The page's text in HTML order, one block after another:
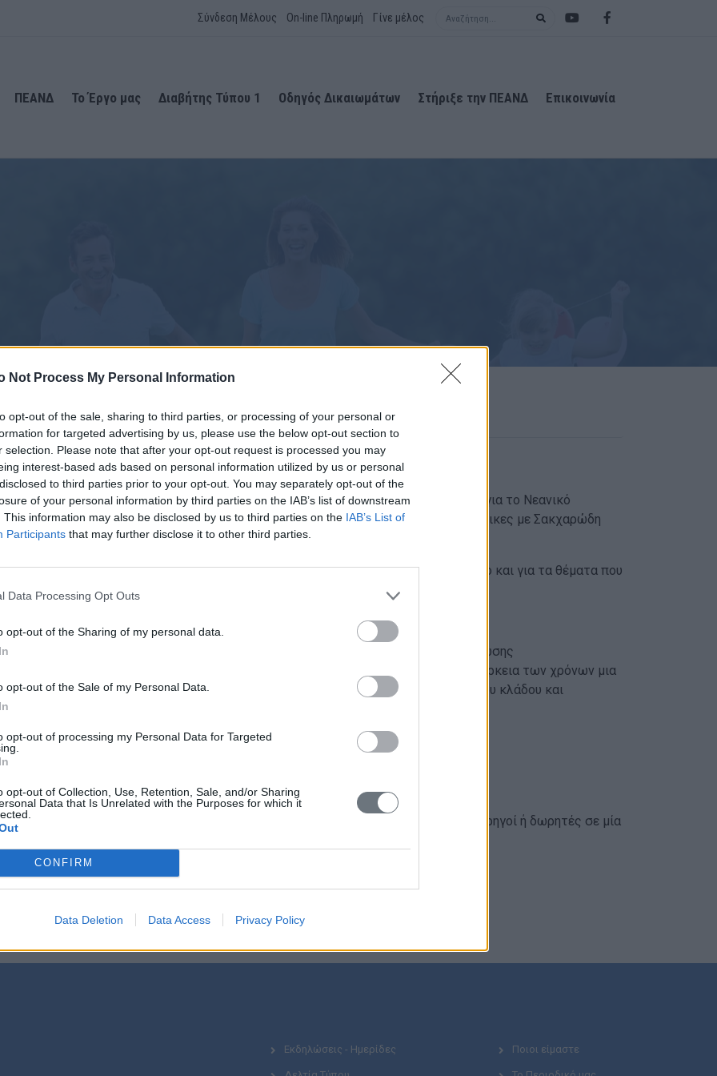
Not Process My Personal Information
opt-out of the sale, sharing to third parties, or processing of your personal or
for targeted advertising by us, please use the below opt-out section to
selection. Please note that after your opt-out request is processed you may
interest-based ads based on personal information utilized by us or personal
to third parties prior to your opt-out. You may separately opt-out of the
of your personal information by third parties on the IAB’s list of downstream
This information may also be disclosed by us to third parties on the IAB’s List of
Participants that may further disclose it to other third parties.
Data Processing Opt Outs
opt-out of the Sharing of my personal data.
opt-out of the Sale of my Personal Data.
opt-out of processing my Personal Data for Targeted
opt-out of Collection, Use, Retention, Sale, and/or Sharing
Data that Is Unrelated with the Purposes for which it
CONFIRM
Data Deletion Data Access Privacy Policy
Σύνδεση Μέλους On-line Πληρωμή Γίνε μέλος Search term
ΠΕΑΝΔ Το Έργο μας Διαβήτης Τύπου 1 Οδηγός Δικαιωμάτων Στήριξε την ΠΕΑΝΔ Επικοινωνία
Διαβήτη (Π.Ε.Α.Ν.Δ.), είναι το πρώτο σωματείο που δημιουργήθηκε στην Ελλάδα για το Νεανικό
από το 1983 που ιδρύθηκε, αποτελεί σημείο αναφοράς για τα παιδιά και τους ενήλικες με Σακχαρώδη
διαρκή ενημέρωση και υποστήριξη τόσο για τις επιστημονικές εξελίξεις όσο και για τα θέματα που
για την ιατροφαρμακευτική περίθαλψη, για την εκπαίδευση, την εργασία κ.λπ.
τον καθηγητή Χρήστο Μπαρτσόκα, για τη δημιουργία μιας ισχυρής ένωσης
Διαβήτη τύπου 1),
. Η μικρή αυτή ομάδα έγινε στη διάρκεια των χρόνων μια
4.000 μέλη, τα οποία κυρίως είναι πάσχοντες, καθώς και γονείς αυτών, ιατροί του κλάδου και
από:
την Ένωση «Μαζί για το Παιδί».
και με τη συνεργασία εταιρειών και επιχειρήσεων που επιλέγουν να γίνουν χορηγοί ή δωρητές σε μία
Εκδηλώσεις - Ημερίδες Ποιοι είμαστε